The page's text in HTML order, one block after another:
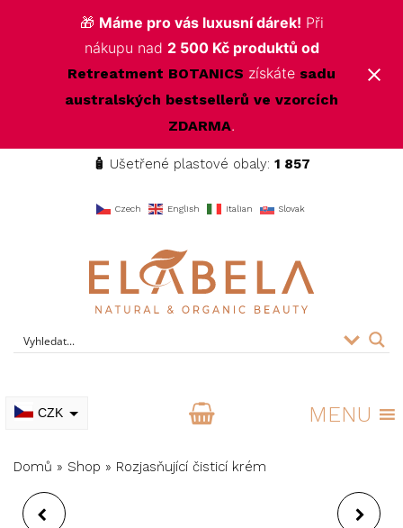
🎁 Máme pro vás luxusní dárek! Při
nákupu nad 2 500 Kč produktů od
Retreatment BOTANICS získáte sadu
australských bestsellerů ve vzorcích
ZDARMA.
🧴 Ušetřené plastové obaly: 1 857
Czech English Italian Slovak
ELABELA Beauty Kvalitní kosmetika pro vás
CZK MENU
Domů » Shop » Rozjasňující čisticí krém
KRÉMOVÝ MAKE-UP